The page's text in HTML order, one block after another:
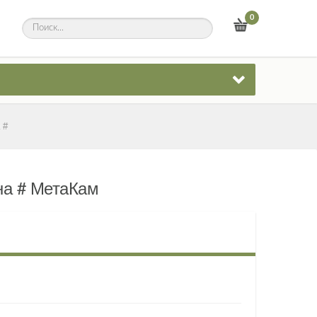
0
#
# МетаКам